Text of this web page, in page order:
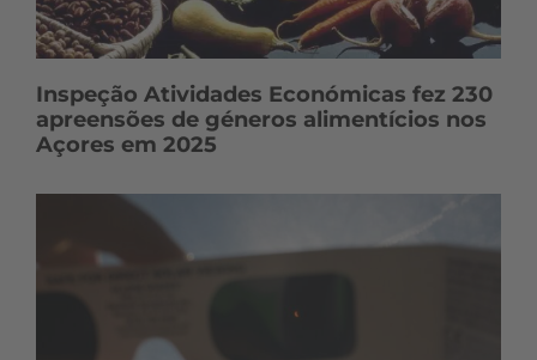
Inspeção Atividades Económicas fez 230
apreensões de géneros alimentícios nos
Açores em 2025